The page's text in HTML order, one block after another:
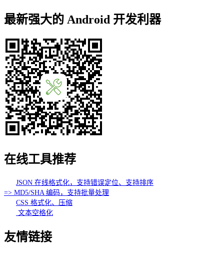
最新强大的 Android 开发利器
在线工具推荐
JSON 在线格式化，支持错误定位、支持排序
=> MD5/SHA 编码，支持批量处理
CSS 格式化、压缩
文本空格化
友情链接